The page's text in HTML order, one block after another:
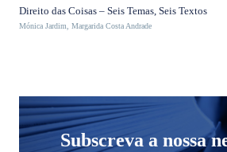
preço
original
preço
atual
Direito das Coisas – Seis Temas, Seis Textos
Mónica Jardim Margarida Costa Andrade
Subscreva a nossa